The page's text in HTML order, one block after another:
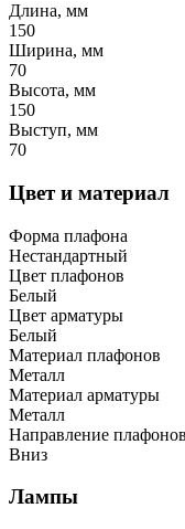
Длина, мм
150
Ширина, мм
70
Высота, мм
150
Выступ, мм
70
Цвет и материал
Форма плафона
Нестандартный
Цвет плафонов
Белый
Цвет арматуры
Белый
Материал плафонов
Металл
Материал арматуры
Металл
Направление плафонов
Вниз
Лампы